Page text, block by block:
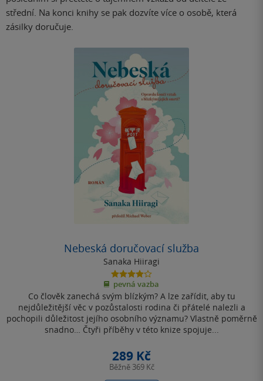
střední. Na konci knihy se pak dozvíte více o osobě, která
zásilky doručuje.
Nebeská doručovací služba
Sanaka Hiiragi
4.0
z
5
hvězdiček
pevná vazba
Co člověk zanechá svým blízkým? A lze zařídit, aby tu
nejdůležitější věc v pozůstalosti rodina či přátelé nalezli a
pochopili důležitost jejího osobního významu? Vlastně poměrně
snadno… Čtyři příběhy v této knize spojuje...
289 Kč
Běžně 369 Kč